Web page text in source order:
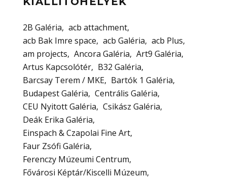
2B Galéria
acb attachment
acb Bak Imre space
acb Galéria
acb Plus
am projects
Ancora Galéria
Art9 Galéria
Artus Kapcsolótér
B32 Galéria
Barcsay Terem / MKE
Bartók 1 Galéria
Budapest Galéria
Centrális Galéria
CEU Nyitott Galéria
Csikász Galéria
Deák Erika Galéria
Einspach & Czapolai Fine Art
Faur Zsófi Galéria
Ferenczy Múzeumi Centrum
Fővárosi Képtár/Kiscelli Múzeum